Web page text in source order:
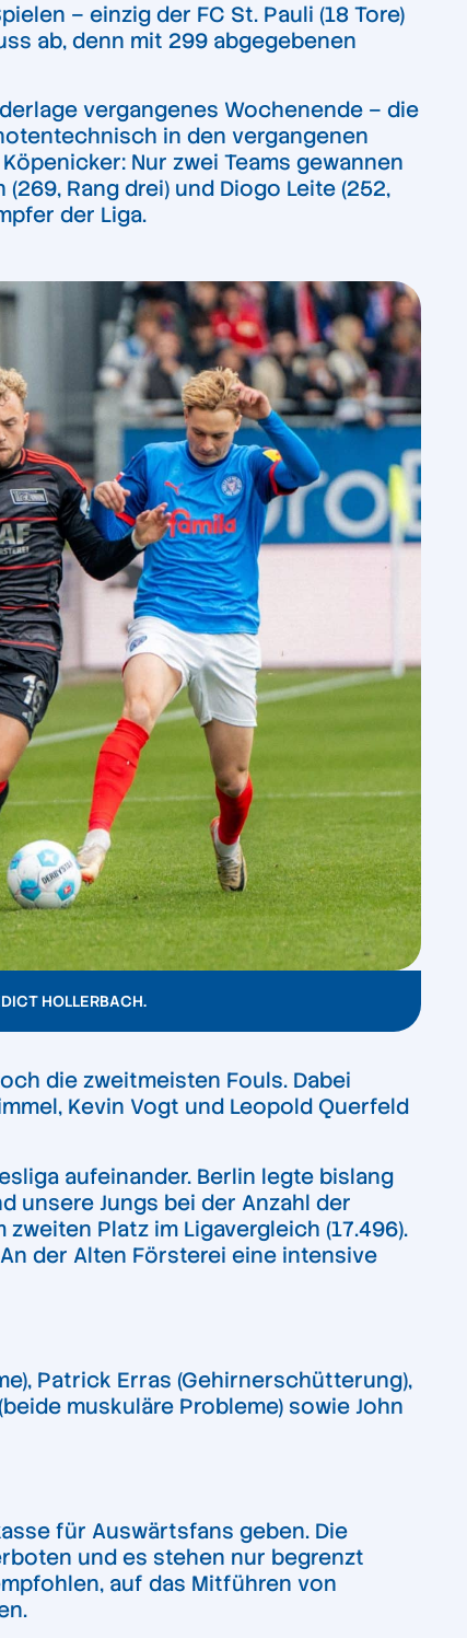
– einzig der FC St. Pauli (18 Tore)
ab, denn mit 299 abgegebenen
vergangenes Wochenende – die
in den vergangenen
Nur zwei Teams gewannen
Rang drei) und Diogo Leite (252,
der Liga.
HOLLERBACH.
die zweitmeisten Fouls. Dabei
Kevin Vogt und Leopold Querfeld
aufeinander. Berlin legte bislang
unsere Jungs bei der Anzahl der
Platz im Ligavergleich (17.496).
der Alten Försterei eine intensive
Patrick Erras (Gehirnerschütterung),
muskuläre Probleme) sowie John
für Auswärtsfans geben. Die
und es stehen nur begrenzt
auf das Mitführen von